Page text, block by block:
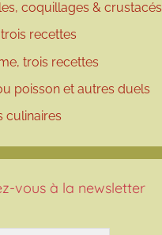
coquillages & crustacés
recettes
trois recettes
poisson et autres duels
culinaires
vous à la newsletter